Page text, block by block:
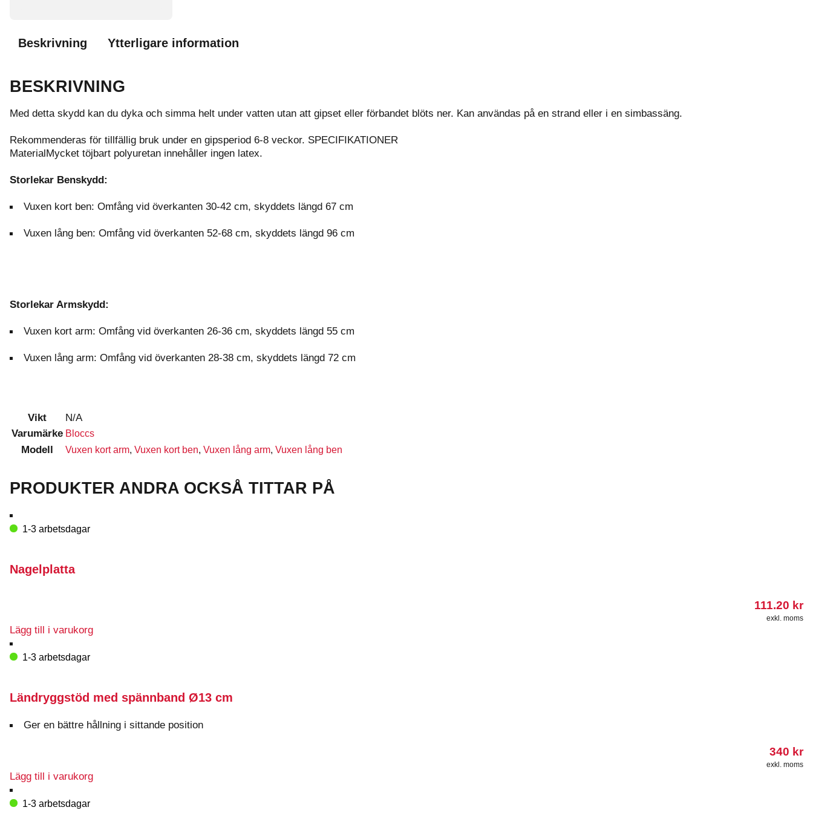
Beskrivning Ytterligare information
BESKRIVNING
Med detta skydd kan du dyka och simma helt under vatten utan att gipset eller förbandet blöts ner. Kan användas på en strand eller i en simbassäng.
Rekommenderas för tillfällig bruk under en gipsperiod 6-8 veckor. SPECIFIKATIONER
MaterialMycket töjbart polyuretan innehåller ingen latex.
Storlekar Benskydd:
Vuxen kort ben: Omfång vid överkanten 30-42 cm, skyddets längd 67 cm
Vuxen lång ben: Omfång vid överkanten 52-68 cm, skyddets längd 96 cm
Storlekar Armskydd:
Vuxen kort arm: Omfång vid överkanten 26-36 cm, skyddets längd 55 cm
Vuxen lång arm: Omfång vid överkanten 28-38 cm, skyddets längd 72 cm
Vikt
N/A
Varumärke Bloccs
Modell Vuxen kort arm, Vuxen kort ben, Vuxen lång arm, Vuxen lång ben
PRODUKTER ANDRA OCKSÅ TITTAR PÅ
1-3 arbetsdagar
Nagelplatta
111.20 kr
exkl. moms
Lägg till i varukorg
1-3 arbetsdagar
Ländryggstöd med spännband Ø13 cm
Ger en bättre hållning i sittande position
340 kr
exkl. moms
Lägg till i varukorg
1-3 arbetsdagar